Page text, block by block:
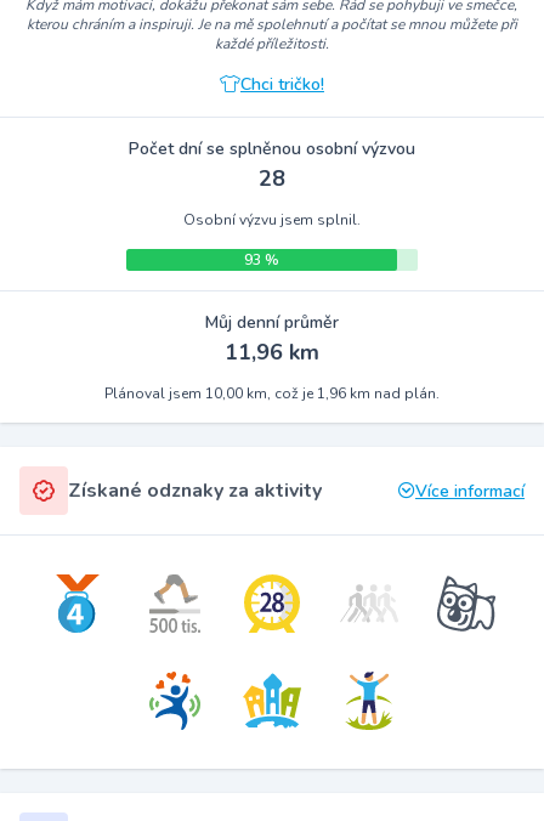
Když mám motivaci, dokážu překonat sám sebe. Rád se pohybuji ve smečce,
kterou chráním a inspiruji. Je na mě spolehnutí a počítat se mnou můžete při
každé příležitosti.
Chci tričko!
Počet dní se splněnou osobní výzvou
28
Osobní výzvu jsem splnil.
93 %
Můj denní průměr
11,96 km
Plánoval jsem 10,00 km, což je 1,96 km nad plán.
Získané odznaky za aktivity Více informací